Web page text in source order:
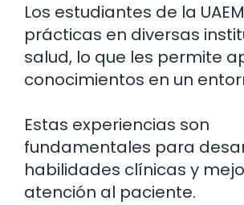
Los estudiantes de la
prácticas en diversas
salud, lo que les permite
conocimientos en un
Estas experiencias son
fundamentales para
habilidades clínicas y
atención al paciente.